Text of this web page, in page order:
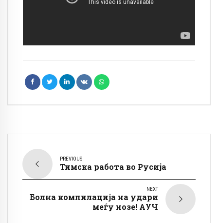
PREVIOUS
Тимска работа во Русија
NEXT
Болна компилација на удари
меѓу нозе! АУЧ